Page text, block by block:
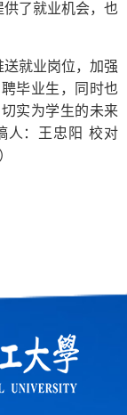
了就业机会，也
就业岗位，加强
毕业生，同时也
实为学生的未来
人：王忠阳 校对